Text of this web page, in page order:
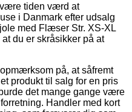
være tiden værd at
i Danmark efter udsalg
med Flæser Str. XS-XL
du er skråsikker på at
på, at såfremt
produkt til salg for en pris
det mange gange være
Handler med kort